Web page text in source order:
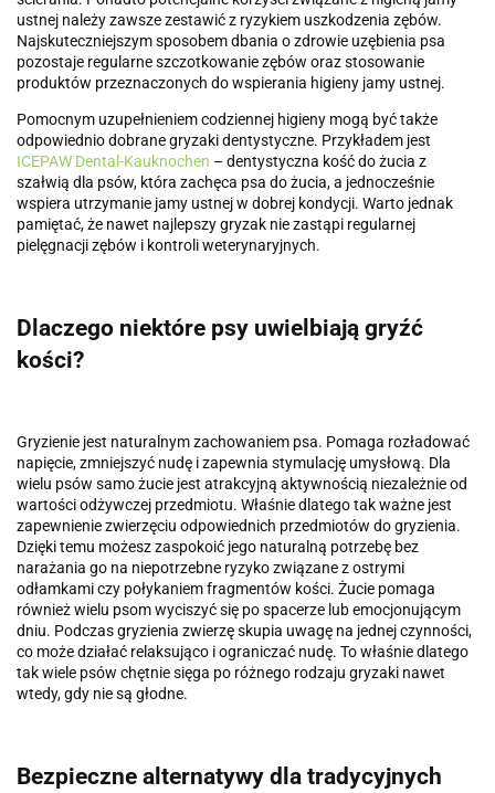
ustnej należy zawsze zestawić z ryzykiem uszkodzenia zębów.
Najskuteczniejszym sposobem dbania o zdrowie uzębienia psa
pozostaje regularne szczotkowanie zębów oraz stosowanie
produktów przeznaczonych do wspierania higieny jamy ustnej.
Pomocnym uzupełnieniem codziennej higieny mogą być także
odpowiednio dobrane gryzaki dentystyczne. Przykładem jest
ICEPAW Dental-Kauknochen – dentystyczna kość do żucia z
szałwią dla psów, która zachęca psa do żucia, a jednocześnie
wspiera utrzymanie jamy ustnej w dobrej kondycji. Warto jednak
pamiętać, że nawet najlepszy gryzak nie zastąpi regularnej
pielęgnacji zębów i kontroli weterynaryjnych.
Dlaczego niektóre psy uwielbiają gryźć
kości?
Gryzienie jest naturalnym zachowaniem psa. Pomaga rozładować
napięcie, zmniejszyć nudę i zapewnia stymulację umysłową. Dla
wielu psów samo żucie jest atrakcyjną aktywnością niezależnie od
wartości odżywczej przedmiotu. Właśnie dlatego tak ważne jest
zapewnienie zwierzęciu odpowiednich przedmiotów do gryzienia.
Dzięki temu możesz zaspokoić jego naturalną potrzebę bez
narażania go na niepotrzebne ryzyko związane z ostrymi
odłamkami czy połykaniem fragmentów kości. Żucie pomaga
również wielu psom wyciszyć się po spacerze lub emocjonującym
dniu. Podczas gryzienia zwierzę skupia uwagę na jednej czynności,
co może działać relaksująco i ograniczać nudę. To właśnie dlatego
tak wiele psów chętnie sięga po różnego rodzaju gryzaki nawet
wtedy, gdy nie są głodne.
Bezpieczne alternatywy dla tradycyjnych